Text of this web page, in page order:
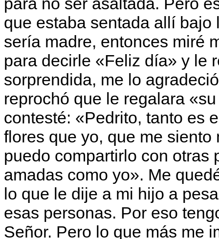
que estaba sentada allí
sería madre, entonces miré
para decirle «Feliz día» y le
sorprendida, me lo
reprochó que le regalara
contesté: «Pedrito, tanto es
flores que yo, que me
puedo compartirlo con otras
amadas como yo». Me
lo que le dije a mi hijo a
esas personas. Por eso
Señor. Pero lo que más me